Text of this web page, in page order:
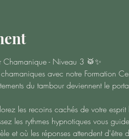
Chamanique - Niveau 3 🥁✨
avec notre Formation
du tambour deviennent le
les recoins cachés de votre
les rythmes hypnotiques vous
et où les réponses attendent d'être